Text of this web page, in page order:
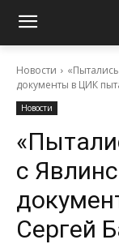
Новости
документы в ЦИК
Новости
с
Сергей